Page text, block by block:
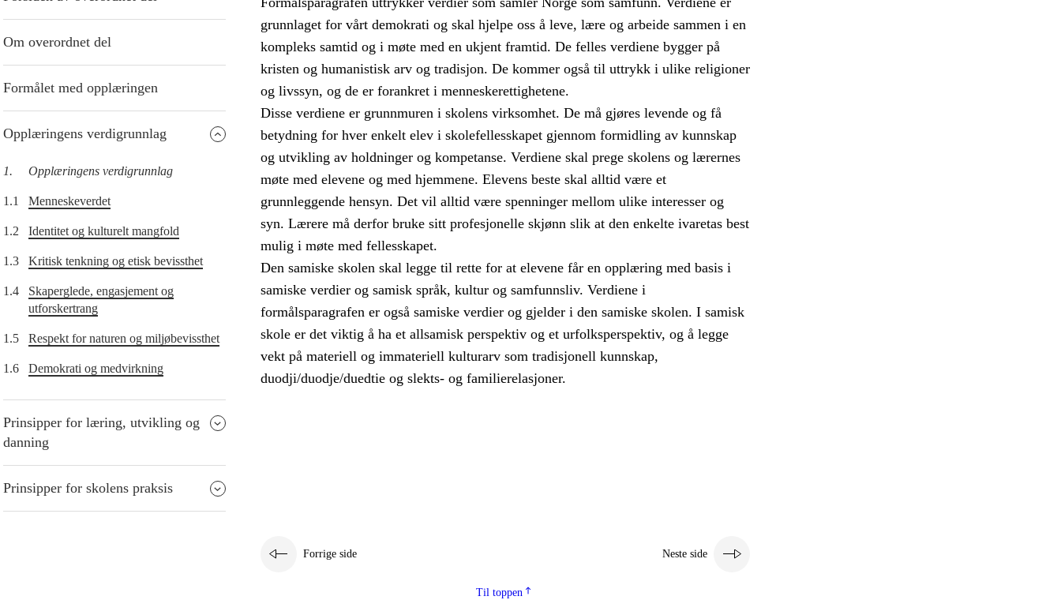
Om overordnet del
Formålet med opplæringen
Opplæringens verdigrunnlag
1. Opplæringens verdigrunnlag
1.1 Menneskeverdet
1.2 Identitet og kulturelt mangfold
1.3 Kritisk tenkning og etisk bevissthet
1.4
Skaperglede, engasjement og
utforskertrang
1.5 Respekt for naturen og miljøbevissthet
1.6 Demokrati og medvirkning
Prinsipper for læring, utvikling og
danning
Prinsipper for skolens praksis
grunnlaget for vårt demokrati og skal hjelpe oss å leve, lære og arbeide sammen i en
kompleks samtid og i møte med en ukjent framtid. De felles verdiene bygger på
kristen og humanistisk arv og tradisjon. De kommer også til uttrykk i ulike religioner
og livssyn, og de er forankret i menneskerettighetene.
Disse verdiene er grunnmuren i skolens virksomhet. De må gjøres levende og få
betydning for hver enkelt elev i skolefellesskapet gjennom formidling av kunnskap
og utvikling av holdninger og kompetanse. Verdiene skal prege skolens og lærernes
møte med elevene og med hjemmene. Elevens beste skal alltid være et
grunnleggende hensyn. Det vil alltid være spenninger mellom ulike interesser og
syn. Lærere må derfor bruke sitt profesjonelle skjønn slik at den enkelte ivaretas best
mulig i møte med fellesskapet.
Den samiske skolen skal legge til rette for at elevene får en opplæring med basis i
samiske verdier og samisk språk, kultur og samfunnsliv. Verdiene i
formålsparagrafen er også samiske verdier og gjelder i den samiske skolen. I samisk
skole er det viktig å ha et allsamisk perspektiv og et urfolksperspektiv, og å legge
vekt på materiell og immateriell kulturarv som tradisjonell kunnskap,
duodji/duodje/duedtie og slekts- og familierelasjoner.
Forrige side Neste side
Til toppen